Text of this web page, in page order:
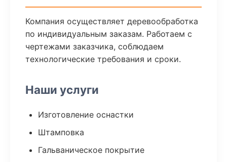
Компания осуществляет деревообработка
по индивидуальным заказам. Работаем с
чертежами заказчика, соблюдаем
технологические требования и сроки.
Наши услуги
Изготовление оснастки
Штамповка
Гальваническое покрытие